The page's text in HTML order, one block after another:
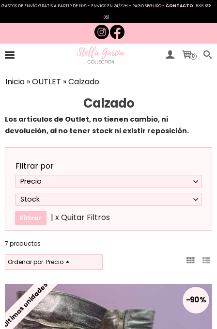
GASTOS DE ENVÍO GRATIS A PARTIR DE 50€ - ENVIOS EN 24/72H - PAGO SEGURO - CONTACTO: 636 698
051
0
Inicio »OUTLET »Calzado
Calzado
Los artículos de Outlet, no tienen cambio, ni
devolución, al no tener stock ni existir reposición.
Filtrar por
Precio
Stock
| x Quitar Filtros
7 productos
Ordenar por: Precio
Últimas unidades -90 %